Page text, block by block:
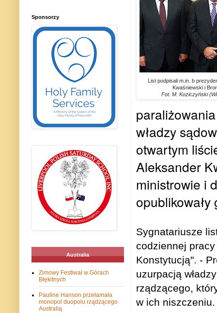
List podpisali m.in. b
Kwaśniewski i
Fot. M. Koziczyński
władzy
otwartym
Aleksander
ministrowie i
Sygnatariusze
codziennej
Konstytucją". -
uzurpacją
rządzącego,
w ich niszczeniu.
Sponsorzy
Australia
Zimowy Festiwal w Górach
Błękitnych
Pauline Hanson przełamała
monopol duopolu rządzącego
Australią